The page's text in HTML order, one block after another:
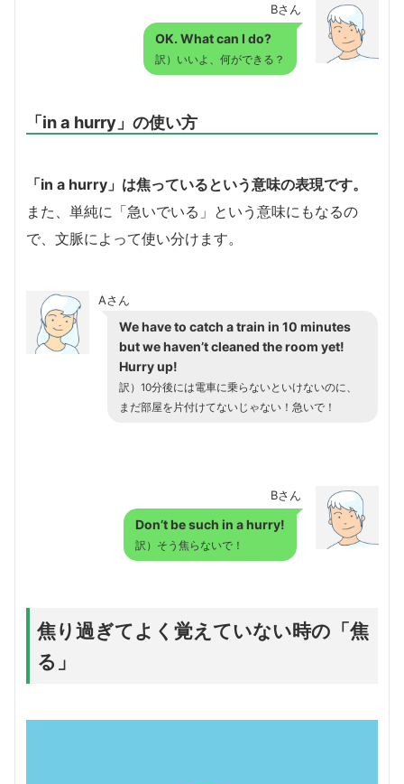
Bさん
OK. What can I do?
訳）いいよ、何ができる？
「in a hurry」の使い方
「in a hurry」は焦っているという意味の表現です。
また、単純に「急いでいる」という意味にもなるの
で、文脈によって使い分けます。
Aさん
We have to catch a train in 10 minutes
but we haven’t cleaned the room yet!
Hurry up!
訳）10分後には電車に乗らないといけないのに、
まだ部屋を片付けてないじゃない！急いで！
Bさん
Don’t be such in a hurry!
訳）そう焦らないで！
焦り過ぎてよく覚えていない時の「焦
る」